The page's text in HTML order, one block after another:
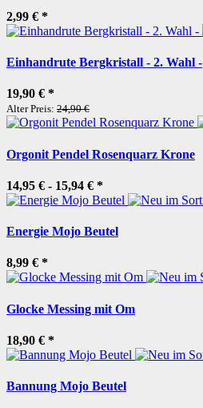
2,99 € *
Einhandrute Bergkristall - 2. Wahl -
19,90 € *
Alter Preis: 24,90 €
Orgonit Pendel Rosenquarz Krone
14,95 € - 15,94 € *
Energie Mojo Beutel
8,99 € *
Glocke Messing mit Om
18,90 € *
Bannung Mojo Beutel